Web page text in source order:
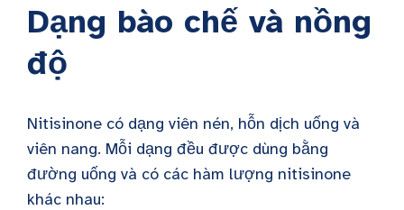
Dạng bào chế và nồng
độ
Nitisinone có dạng viên nén, hỗn dịch uống và
viên nang. Mỗi dạng đều được dùng bằng
đường uống và có các hàm lượng nitisinone
khác nhau: